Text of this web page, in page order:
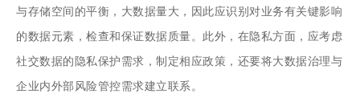
与存储空间的平衡，大数据量大，因此应识别对业务有关键影响
的数据元素，检查和保证数据质量。此外，在隐私方面，应考虑
社交数据的隐私保护需求，制定相应政策，还要将大数据治理与
企业内外部风险管控需求建立联系。